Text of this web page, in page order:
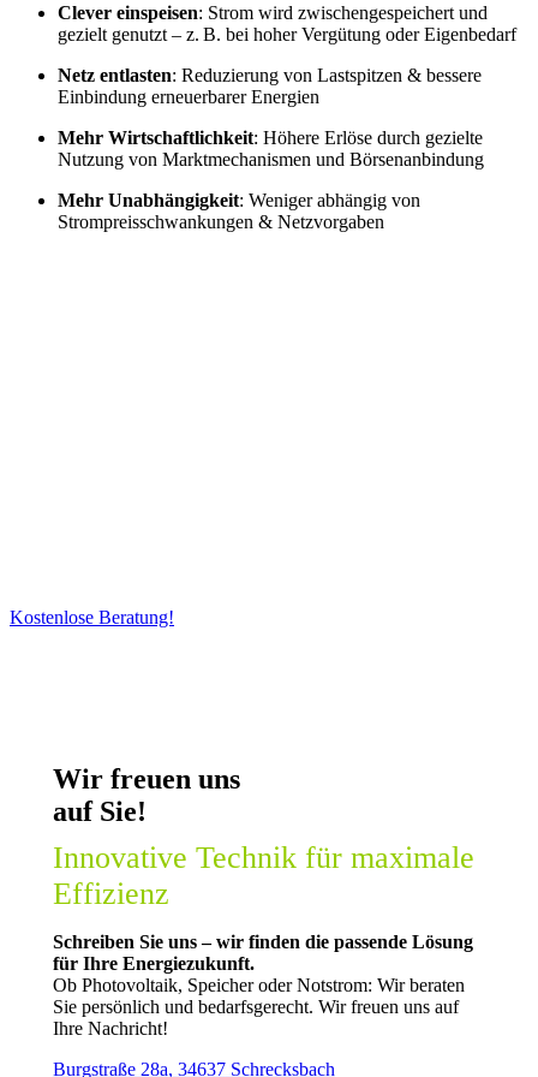
Clever einspeisen: Strom wird zwischengespeichert und
gezielt genutzt – z. B. bei hoher Vergütung oder Eigenbedarf
Netz entlasten: Reduzierung von Lastspitzen & bessere
Einbindung erneuerbarer Energien
Mehr Wirtschaftlichkeit: Höhere Erlöse durch gezielte
Nutzung von Marktmechanismen und Börsenanbindung
Mehr Unabhängigkeit: Weniger abhängig von
Strompreisschwankungen & Netzvorgaben
Kostenlose Beratung!
Wir freuen uns
auf Sie!
Innovative Technik für maximale
Effizienz
Schreiben Sie uns – wir finden die passende Lösung
für Ihre Energiezukunft.
Ob Photovoltaik, Speicher oder Notstrom: Wir beraten
Sie persönlich und bedarfsgerecht. Wir freuen uns auf
Ihre Nachricht!
Burgstraße 28a, 34637 Schrecksbach